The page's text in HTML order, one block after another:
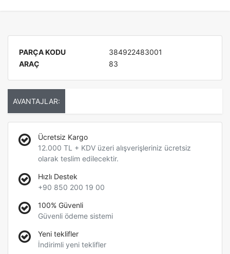
PARÇA KODU
384922483001
ARAÇ
83
AVANTAJLAR:
Ücretsiz Kargo
12.000 TL + KDV üzeri alışverişleriniz ücretsiz
olarak teslim edilecektir.
Hızlı Destek
+90 850 200 19 00
100% Güvenli
Güvenli ödeme sistemi
Yeni teklifler
İndirimli yeni teklifler